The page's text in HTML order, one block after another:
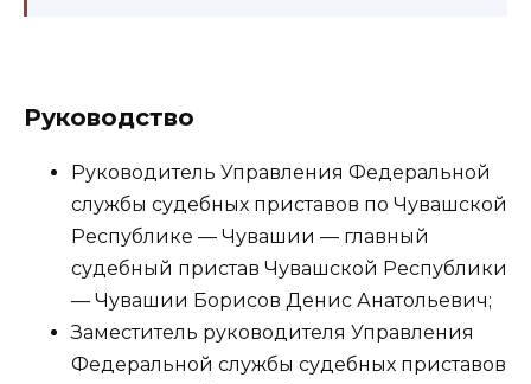
Руководство
Руководитель Управления Федеральной
службы судебных приставов по Чувашской
Республике — Чувашии — главный
судебный пристав Чувашской Республики
— Чувашии Борисов Денис Анатольевич;
Заместитель руководителя Управления
Федеральной службы судебных приставов